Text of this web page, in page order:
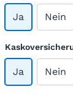
Ja Nein
Ja Nein